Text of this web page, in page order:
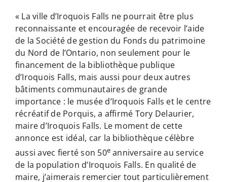
« La ville d’Iroquois Falls ne pourrait être plus
reconnaissante et encouragée de recevoir l’aide
de la Société de gestion du Fonds du patrimoine
du Nord de l’Ontario, non seulement pour le
financement de la bibliothèque publique
d’Iroquois Falls, mais aussi pour deux autres
bâtiments communautaires de grande
importance : le musée d’Iroquois Falls et le centre
récréatif de Porquis, a affirmé Tory Delaurier,
maire d’Iroquois Falls. Le moment de cette
annonce est idéal, car la bibliothèque célèbre
aussi avec fierté son 50e anniversaire au service
de la population d’Iroquois Falls. En qualité de
maire, j’aimerais remercier tout particulièrement